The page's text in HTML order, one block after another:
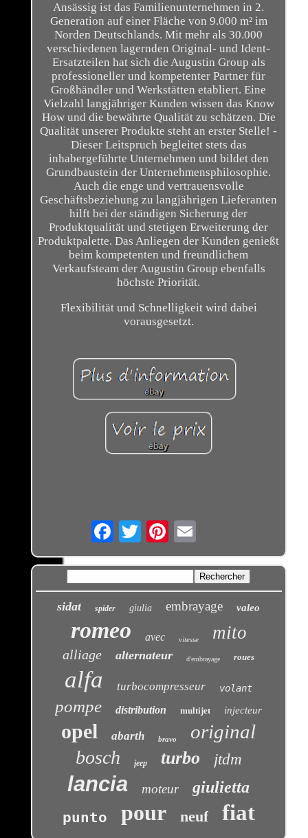
Ansässig ist das Familienunternehmen in 2.
Generation auf einer Fläche von 9.000 m² im
Norden Deutschlands. Mit mehr als 30.000
verschiedenen lagernden Original- und Ident-
Ersatzteilen hat sich die Augustin Group als
professioneller und kompetenter Partner für
Großhändler und Werkstätten etabliert. Eine
Vielzahl langjähriger Kunden wissen das Know
How und die bewährte Qualität zu schätzen. Die
Qualität unserer Produkte steht an erster Stelle! -
Dieser Leitspruch begleitet stets das
inhabergeführte Unternehmen und bildet den
Grundbaustein der Unternehmensphilosophie.
Auch die enge und vertrauensvolle
Geschäftsbeziehung zu langjährigen Lieferanten
hilft bei der ständigen Sicherung der
Produktqualität und stetigen Erweiterung der
Produktpalette. Das Anliegen der Kunden genießt
beim kompetenten und freundlichem
Verkaufsteam der Augustin Group ebenfalls
höchste Priorität.
Flexibilität und Schnelligkeit wird dabei
vorausgesetzt.
Email
sidat spider giulia embrayage valeo
romeo avec vitesse mito
alliage alternateur d'embrayage roues
alfa turbocompresseur volant
pompe distribution multijet injecteur
opel abarth bravo original
bosch jeep turbo jtdm
lancia moteur giulietta
punto pour neuf fiat